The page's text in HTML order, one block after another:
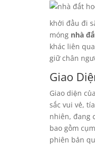
khởi đầu đi
móng nhà
khác liên
giữ chân
Giao
Giao diện của
sắc vui vẻ,
nhiên, đang
bao gồm
phiên bản